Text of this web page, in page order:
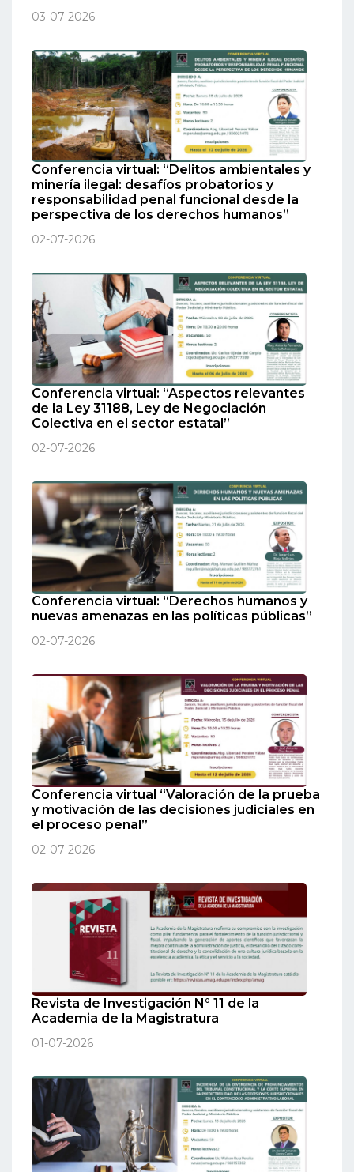
03-07-2026
Conferencia virtual: “Delitos ambientales y
minería ilegal: desafíos probatorios y
responsabilidad penal funcional desde la
perspectiva de los derechos humanos”
02-07-2026
Conferencia virtual: “Aspectos relevantes
de la Ley 31188, Ley de Negociación
Colectiva en el sector estatal”
02-07-2026
Conferencia virtual: “Derechos humanos y
nuevas amenazas en las políticas públicas”
02-07-2026
Conferencia virtual “Valoración de la prueba
y motivación de las decisiones judiciales en
el proceso penal”
02-07-2026
Revista de Investigación N° 11 de la
Academia de la Magistratura
01-07-2026